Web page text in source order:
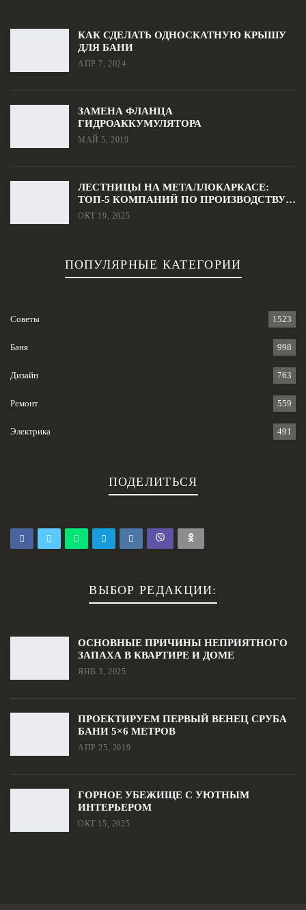
КАК СДЕЛАТЬ ОДНОСКАТНУЮ КРЫШУ
ДЛЯ БАНИ
АПР 7, 2024
ЗАМЕНА ФЛАНЦА
ГИДРОАККУМУЛЯТОРА
МАЙ 5, 2019
ЛЕСТНИЦЫ НА МЕТАЛЛОКАРКАСЕ:
ТОП-5 КОМПАНИЙ ПО ПРОИЗВОДСТВУ…
ОКТ 19, 2025
ПОПУЛЯРНЫЕ КАТЕГОРИИ
Советы 1523
Баня 998
Дизайн 763
Ремонт 559
Электрика 491
ПОДЕЛИТЬСЯ
ВЫБОР РЕДАКЦИИ:
ОСНОВНЫЕ ПРИЧИНЫ НЕПРИЯТНОГО
ЗАПАХА В КВАРТИРЕ И ДОМЕ
ЯНВ 3, 2025
ПРОЕКТИРУЕМ ПЕРВЫЙ ВЕНЕЦ СРУБА
БАНИ 5×6 МЕТРОВ
АПР 25, 2019
ГОРНОЕ УБЕЖИЩЕ С УЮТНЫМ
ИНТЕРЬЕРОМ
ОКТ 15, 2025